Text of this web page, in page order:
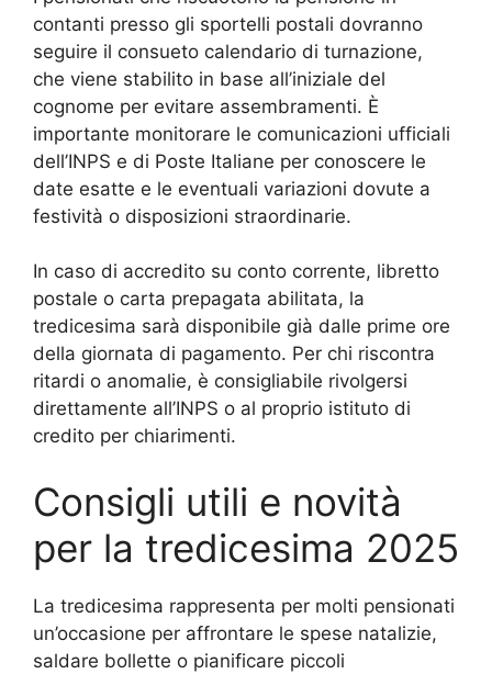
contanti presso gli sportelli postali dovranno
seguire il consueto calendario di turnazione,
che viene stabilito in base all’iniziale del
cognome per evitare assembramenti. È
importante monitorare le comunicazioni ufficiali
dell’INPS e di Poste Italiane per conoscere le
date esatte e le eventuali variazioni dovute a
festività o disposizioni straordinarie.
In caso di accredito su conto corrente, libretto
postale o carta prepagata abilitata, la
tredicesima sarà disponibile già dalle prime ore
della giornata di pagamento. Per chi riscontra
ritardi o anomalie, è consigliabile rivolgersi
direttamente all’INPS o al proprio istituto di
credito per chiarimenti.
Consigli utili e novità
per la tredicesima 2025
La tredicesima rappresenta per molti pensionati
un’occasione per affrontare le spese natalizie,
saldare bollette o pianificare piccoli